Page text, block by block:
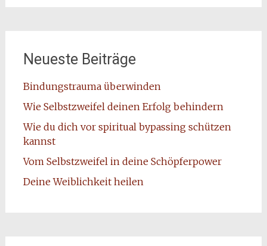
Neueste Beiträge
Bindungstrauma überwinden
Wie Selbstzweifel deinen Erfolg behindern
Wie du dich vor spiritual bypassing schützen
kannst
Vom Selbstzweifel in deine Schöpferpower
Deine Weiblichkeit heilen